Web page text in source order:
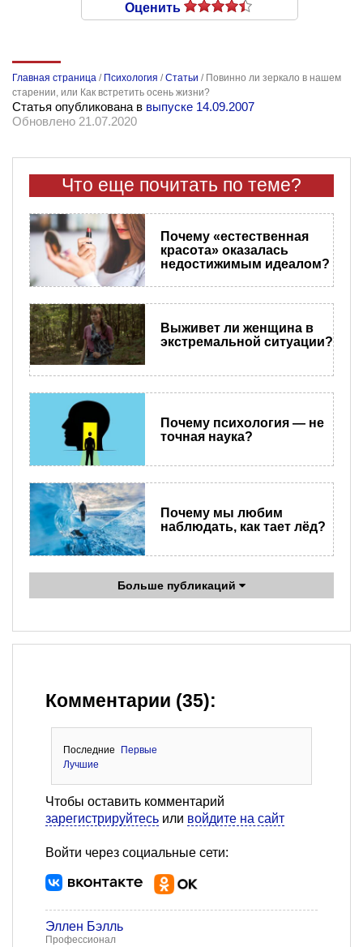
Оценить
Главная страница / Психология /Статьи / Повинно ли зеркало в нашем
старении, или Как встретить осень жизни?
Статья опубликована в выпуске 14.09.2007
Обновлено 21.07.2020
Что еще почитать по теме?
Почему «естественная
красота» оказалась
недостижимым идеалом?
Выживет ли женщина в
экстремальной ситуации?
Почему психология — не
точная наука?
Почему мы любим
наблюдать, как тает лёд?
Больше публикаций
Комментарии (35):
Последние
Первые
Лучшие
Чтобы оставить комментарий
зарегистрируйтесь или войдите на сайт
Войти через социальные сети:
Эллен Бэлль
Профессионал